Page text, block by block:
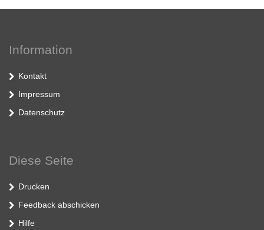
Information
Kontakt
Impressum
Datenschutz
Diese Seite
Drucken
Feedback abschicken
Hilfe